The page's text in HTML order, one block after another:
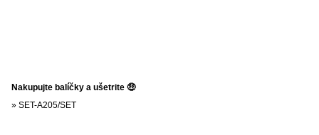
Nakupujte balíčky a ušetrite 🤑
» SET-A205/SET